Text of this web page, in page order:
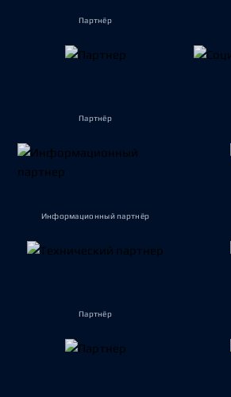
Партнёр
Партнёр
Информационный партнёр
Партнёр